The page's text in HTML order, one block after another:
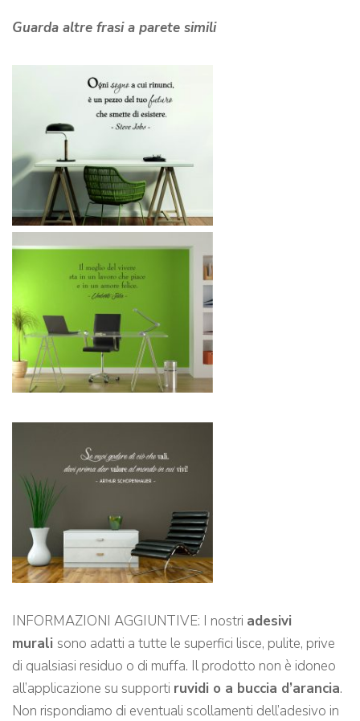
Guarda altre frasi a parete simili
INFORMAZIONI AGGIUNTIVE: I nostri adesivi
murali sono adatti a tutte le superfici lisce, pulite, prive
di qualsiasi residuo o di muffa. Il prodotto non è idoneo
all’applicazione su supporti ruvidi o a buccia d’arancia.
Non rispondiamo di eventuali scollamenti dell’adesivo in